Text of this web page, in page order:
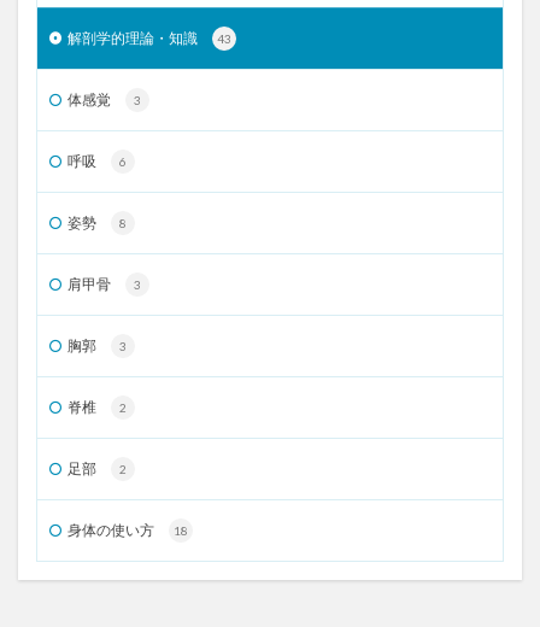
解剖学的理論・知識 43
体感覚 3
呼吸 6
姿勢 8
肩甲骨 3
胸郭 3
脊椎 2
足部 2
身体の使い方 18